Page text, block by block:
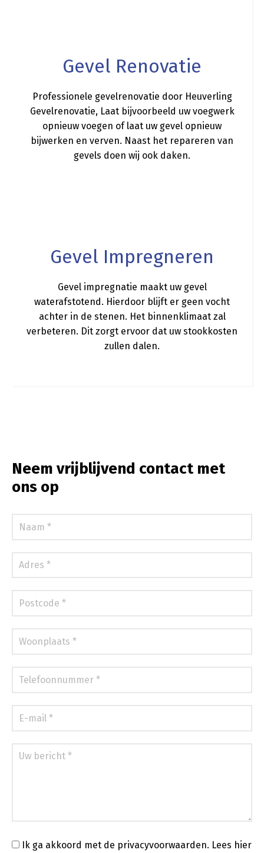
Gevel Renovatie
Professionele gevelrenovatie door Heuverling
Gevelrenovatie, Laat bijvoorbeeld uw voegwerk
opnieuw voegen of laat uw gevel opnieuw
bijwerken en verven. Naast het repareren van
gevels doen wij ook daken.
Gevel Impregneren
Gevel impregnatie maakt uw gevel
waterafstotend. Hierdoor blijft er geen vocht
achter in de stenen. Het binnenklimaat zal
verbeteren. Dit zorgt ervoor dat uw stookkosten
zullen dalen.
Neem vrijblijvend contact met
ons op
Ik ga akkoord met de privacyvoorwaarden. Lees hier